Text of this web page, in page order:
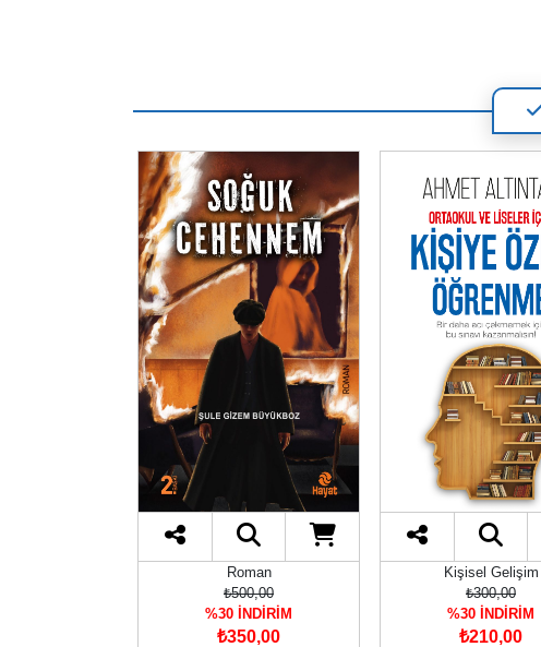
Roman
₺500,00
%30 İNDİRİM
₺350,00
Kişisel Gelişim
₺300,00
%30 İNDİRİM
₺210,00